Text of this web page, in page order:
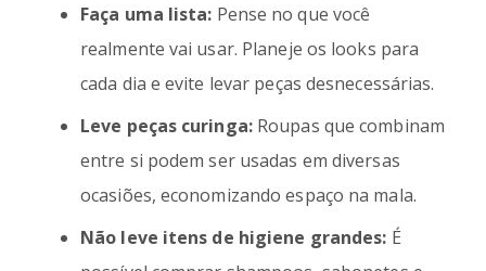
Faça uma lista: Pense no que você
realmente vai usar. Planeje os looks para
cada dia e evite levar peças desnecessárias.
Leve peças curinga:Roupas que combinam
entre si podem ser usadas em diversas
ocasiões, economizando espaço na mala.
Não leve itens de higiene grandes: É